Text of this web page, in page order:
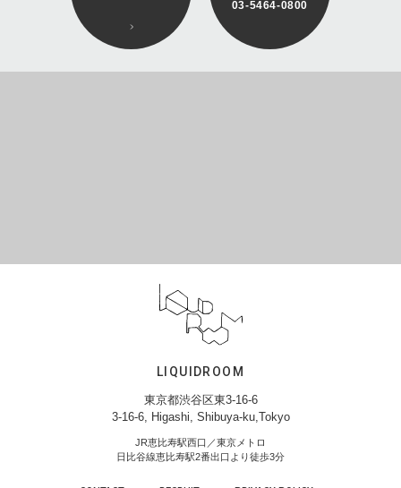
03-5464-0800
LIQUIDROOM
東京都渋谷区東3-16-6
3-16-6, Higashi, Shibuya-ku,Tokyo
JR恵比寿駅西口／東京メトロ
日比谷線恵比寿駅2番出口より徒歩3分